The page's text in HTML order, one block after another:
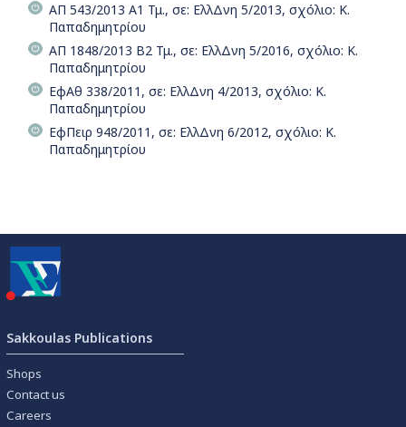
ΑΠ 543/2013 Α1 Τμ., σε: ΕλλΔνη 5/2013, σχόλιο: Κ.
Παπαδημητρίου
ΑΠ 1848/2013 Β2 Τμ., σε: ΕλλΔνη 5/2016, σχόλιο: Κ.
Παπαδημητρίου
ΕφΑθ 338/2011, σε: ΕλλΔνη 4/2013, σχόλιο: Κ.
Παπαδημητρίου
ΕφΠειρ 948/2011, σε: ΕλλΔνη 6/2012, σχόλιο: Κ.
Παπαδημητρίου
Sakkoulas Publications
Shops
Contact us
Careers